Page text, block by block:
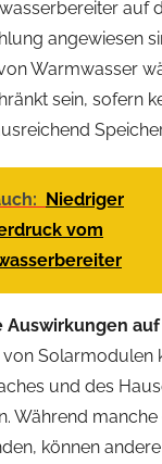
auf
angewiesen
Warmwasser
sein, sofern
Niedriger
vom
Auswirkungen auf
von Solarmodulen
und des
Während manche
können